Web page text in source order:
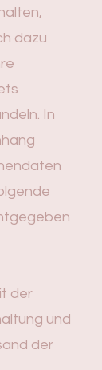
dazu
In
der
und
der